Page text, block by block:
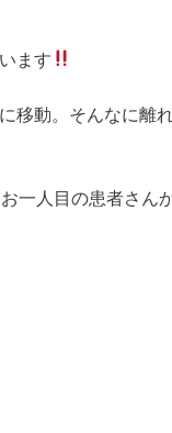
ます
移動。そんなに離
一人目の患者さん